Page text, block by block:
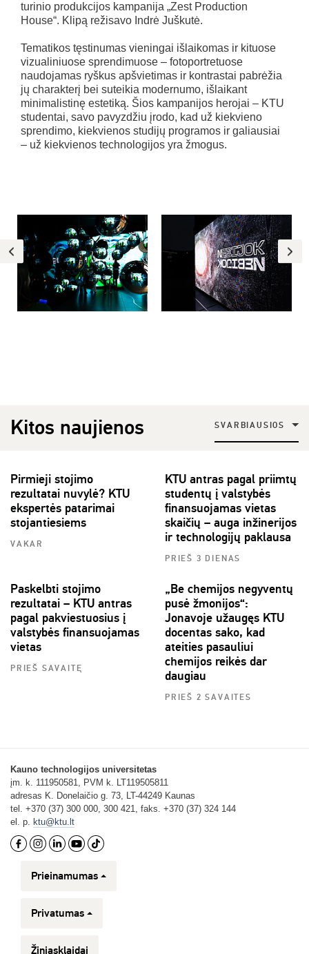
turinio produkcijos kampanija „Zest Production
House“. Klipą režisavo Indrė Juškutė.
Tematikos tęstinumas vieningai išlaikomas ir kituose
vizualiniuose sprendimuose – fotoportretuose
naudojamas ryškus apšvietimas ir kontrastai pabrėžia
jų charakterį bei suteikia modernumo, išlaikant
minimalistinę estetiką. Šios kampanijos herojai – KTU
studentai, savo pavyzdžiu įrodo, kad už kiekvieno
sprendimo, kiekvienos studijų programos ir galiausiai
– už kiekvienos technologijos yra žmogus.
Kitos naujienos SVARBIAUSIOS
Pirmieji stojimo
rezultatai nuvylė? KTU
ekspertės patarimai
stojantiesiems
VAKAR
KTU antras pagal priimtų
studentų į valstybės
finansuojamas vietas
skaičių – auga inžinerijos
ir technologijų paklausa
PRIEŠ 3 DIENAS
Paskelbti stojimo
rezultatai – KTU antras
pagal pakviestuosius į
valstybės finansuojamas
vietas
PRIEŠ SAVAITĘ
„Be chemijos negyventų
pusė žmonijos“:
Jonavoje užaugęs KTU
docentas sako, kad
ateities pasauliui
chemijos reikės dar
daugiau
PRIEŠ 2 SAVAITES
Kauno technologijos universitetas
įm. k. 111950581, PVM k. LT119505811
adresas K. Donelaičio g. 73, LT-44249 Kaunas
tel. +370 (37) 300 000, 300 421, faks. +370 (37) 324 144
el. p.
ktu@ktu.lt
Prieinamumas
Privatumas
Žiniasklaidai